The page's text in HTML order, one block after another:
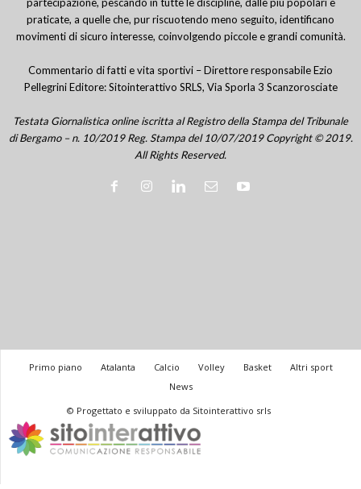
praticate, a quelle che, pur riscuotendo meno seguito, identificano
movimenti di sicuro interesse, coinvolgendo piccole e grandi comunità.
Commentario di fatti e vita sportivi – Direttore responsabile Ezio
Pellegrini Editore: Sitointerattivo SRLS, Via Sporla 3 Scanzorosciate
Testata Giornalistica online iscritta al Registro della Stampa del Tribunale
di Bergamo – n. 10/2019 Reg. Stampa del 10/07/2019 Copyright © 2019.
All Rights Reserved.
Primo piano Atalanta Calcio Volley Basket
Altri sport
News
© Progettato e sviluppato da Sitointerattivo srls